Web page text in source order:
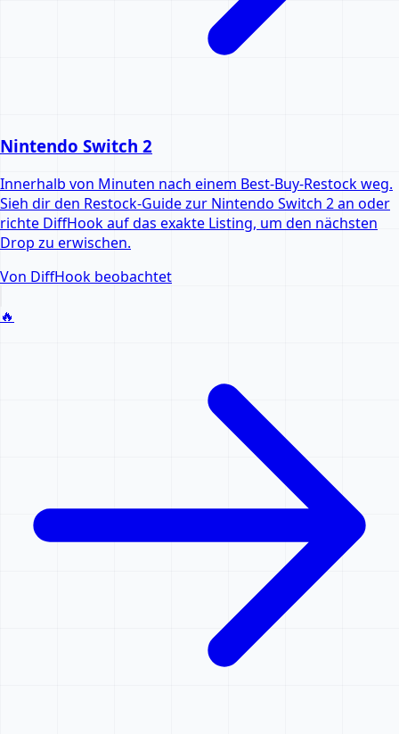
Nintendo Switch 2
Innerhalb von Minuten nach einem Best-Buy-Restock weg.
Sieh dir den Restock-Guide zur Nintendo Switch 2 an oder
richte DiffHook auf das exakte Listing, um den nächsten
Drop zu erwischen.
Von DiffHook beobachtet
🔥